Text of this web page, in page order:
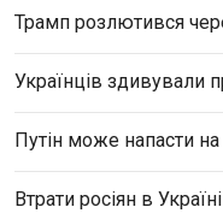
Трамп розлютився
Українців здивували
Путін може напасти
Втрати росіян в